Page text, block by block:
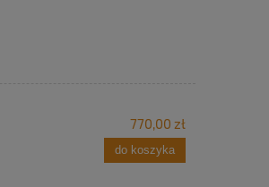
770,00 zł
do koszyka